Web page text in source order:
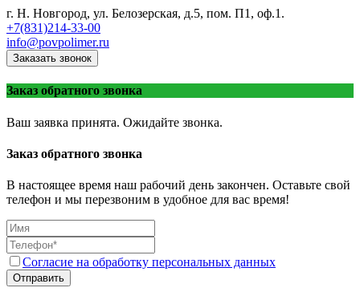
г. Н. Новгород, ул. Белозерская, д.5, пом. П1, оф.1.
+7(831)214-33-00
info@povpolimer.ru
Заказать звонок
Заказ обратного звонка
Ваш заявка принята. Ожидайте звонка.
Заказ обратного звонка
В настоящее время наш рабочий день закончен. Оставьте свой
телефон и мы перезвоним в удобное для вас время!
Согласие на обработку персональных данных
Отправить